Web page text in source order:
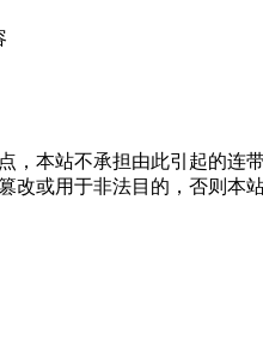
本站不承担由此引起的连带
或用于非法目的，否则本